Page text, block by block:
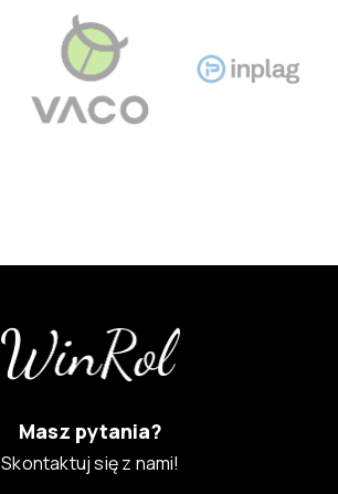
Masz pytania?
Skontaktuj się z nami!